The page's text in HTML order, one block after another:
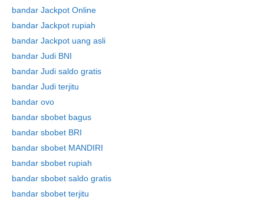
bandar Jackpot Online
bandar Jackpot rupiah
bandar Jackpot uang asli
bandar Judi BNI
bandar Judi saldo gratis
bandar Judi terjitu
bandar ovo
bandar sbobet bagus
bandar sbobet BRI
bandar sbobet MANDIRI
bandar sbobet rupiah
bandar sbobet saldo gratis
bandar sbobet terjitu